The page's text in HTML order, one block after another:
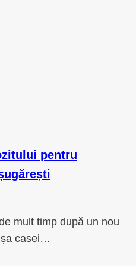
pentru
mult timp după un nou
casei…